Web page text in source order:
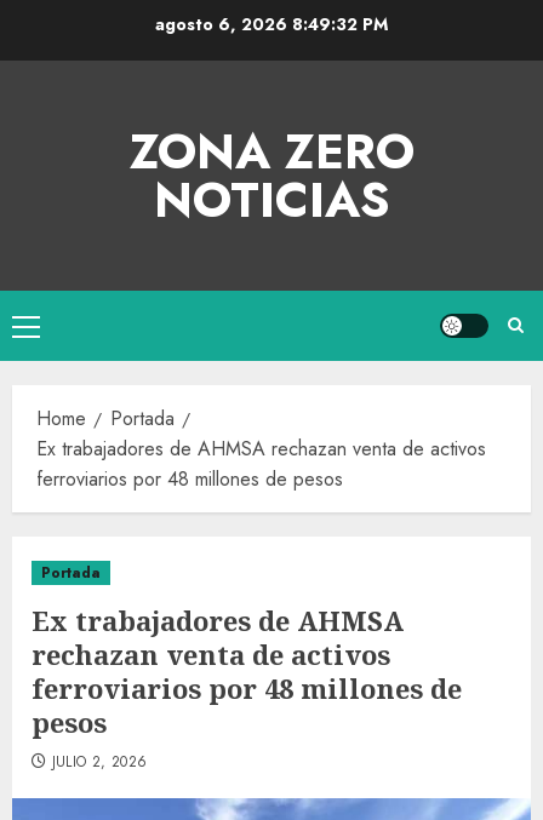
agosto 6, 2026 8:49:33 PM
ZONA ZERO
NOTICIAS
Home
Portada
Ex trabajadores de AHMSA rechazan venta de activos
ferroviarios por 48 millones de pesos
Portada
Ex trabajadores de AHMSA
rechazan venta de activos
ferroviarios por 48 millones de
pesos
JULIO 2, 2026